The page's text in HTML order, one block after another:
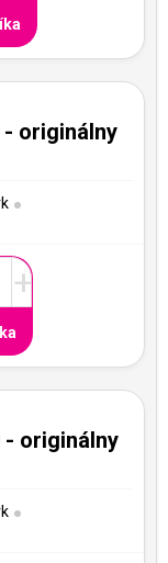
- originálny
+
- originálny